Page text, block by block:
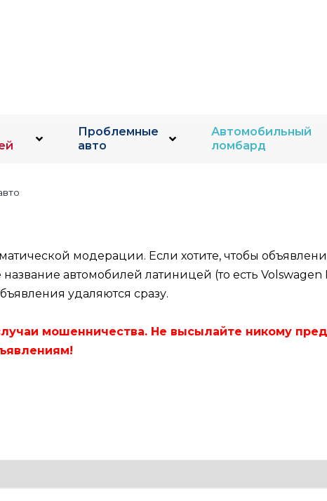
Проблемные
авто
Автомобильный
ломбард
модерации. Если хотите, чтобы
автомобилей латиницей (то есть Volswagen
удаляются сразу.
мошенничества. Не высылайте никому